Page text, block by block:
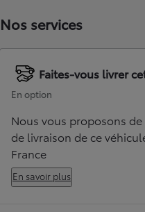
Nos services
Faites-vous livrer
En option
Nous vous proposons
de livraison de ce
France
En savoir plus